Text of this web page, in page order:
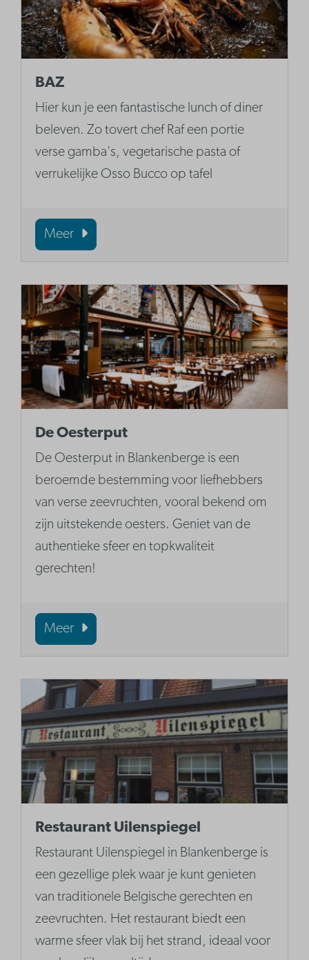
BAZ
Hier kun je een fantastische lunch of diner
beleven. Zo tovert chef Raf een portie
verse gamba's, vegetarische pasta of
verrukelijke Osso Bucco op tafel
Meer
De Oesterput
De Oesterput in Blankenberge is een
beroemde bestemming voor liefhebbers
van verse zeevruchten, vooral bekend om
zijn uitstekende oesters. Geniet van de
authentieke sfeer en topkwaliteit
gerechten!
Meer
Restaurant Uilenspiegel
Restaurant Uilenspiegel in Blankenberge is
een gezellige plek waar je kunt genieten
van traditionele Belgische gerechten en
zeevruchten. Het restaurant biedt een
warme sfeer vlak bij het strand, ideaal voor